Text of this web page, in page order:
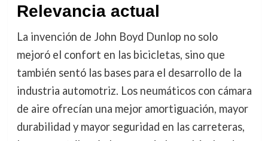
Relevancia actual
La invención de John Boyd Dunlop no solo
mejoró el confort en las bicicletas, sino que
también sentó las bases para el desarrollo de la
industria automotriz. Los neumáticos con cámara
de aire ofrecían una mejor amortiguación, mayor
durabilidad y mayor seguridad en las carreteras,